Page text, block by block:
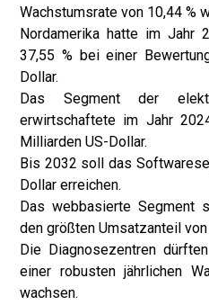
Wachstumsrate von 10,44 %
Nordamerika hatte im Jahr
37,55 % bei einer
Dollar.
Das Segment der
erwirtschaftete im Jahr
Milliarden US-Dollar.
Bis 2032 soll das
Dollar erreichen.
Das webbasierte Segment
den größten Umsatzanteil von
Die Diagnosezentren
einer robusten jährlichen
wachsen.